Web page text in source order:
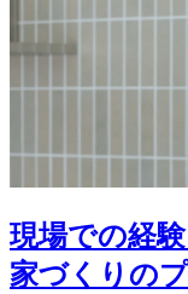
現場での経
家づくりの